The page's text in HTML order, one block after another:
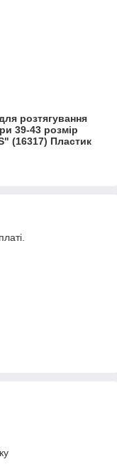
розтягування
39-43 розмір
(16317) Пластик